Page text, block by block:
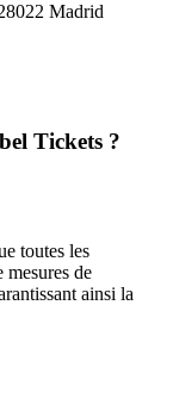
Madrid
Tickets ?
toutes les
mesures de
ainsi la